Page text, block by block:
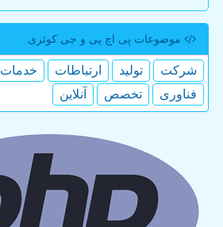
موضوعات پی اچ پی و جی كوئری
شركت تولید ارتباطات خدمات
فناوری
تخصص آنلاین